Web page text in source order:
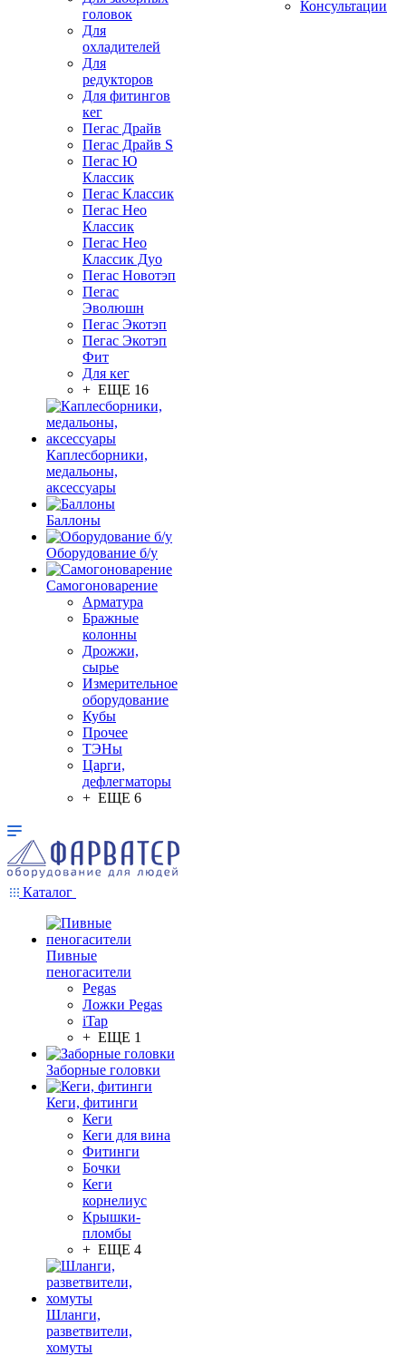
головок
Для
охладителей
Для
редукторов
Для фитингов
кег
Пегас Драйв
Пегас Драйв S
Пегас Ю
Классик
Пегас Классик
Пегас Нео
Классик
Пегас Нео
Классик Дуо
Пегас Новотэп
Пегас
Эволюшн
Пегас Экотэп
Пегас Экотэп
Фит
Для кег
+ ЕЩЕ 16
Каплесборники,
медальоны,
аксессуары
Баллоны
Оборудование б/у
Самогоноварение
Арматура
Бражные
колонны
Дрожжи,
сырье
Измерительное
оборудование
Кубы
Прочее
ТЭНы
Царги,
дефлегматоры
+ ЕЩЕ 6
Консультации
Каталог
Пивные
пеногасители
Pegas
Ложки Pegas
iTap
+ ЕЩЕ 1
Заборные головки
Кеги, фитинги
Кеги
Кеги для вина
Фитинги
Бочки
Кеги
корнелиус
Крышки-
пломбы
+ ЕЩЕ 4
Шланги,
разветвители,
хомуты